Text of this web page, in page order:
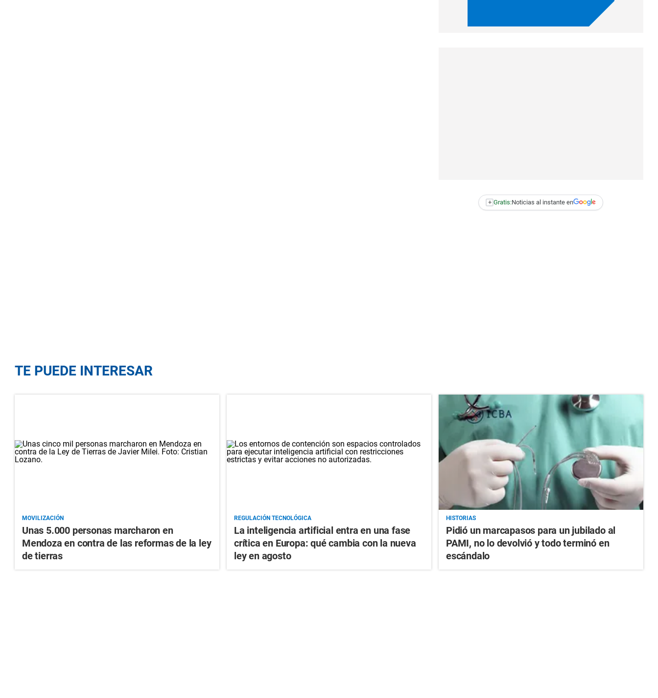
+ Gratis:Noticias al instante en
TE PUEDE INTERESAR
MOVILIZACIÓN
Unas 5.000 personas marcharon en
Mendoza en contra de las reformas de la ley
de tierras
REGULACIÓN TECNOLÓGICA
La inteligencia artificial entra en una fase
crítica en Europa: qué cambia con la nueva
ley en agosto
HISTORIAS
Pidió un marcapasos para un jubilado al
PAMI, no lo devolvió y todo terminó en
escándalo